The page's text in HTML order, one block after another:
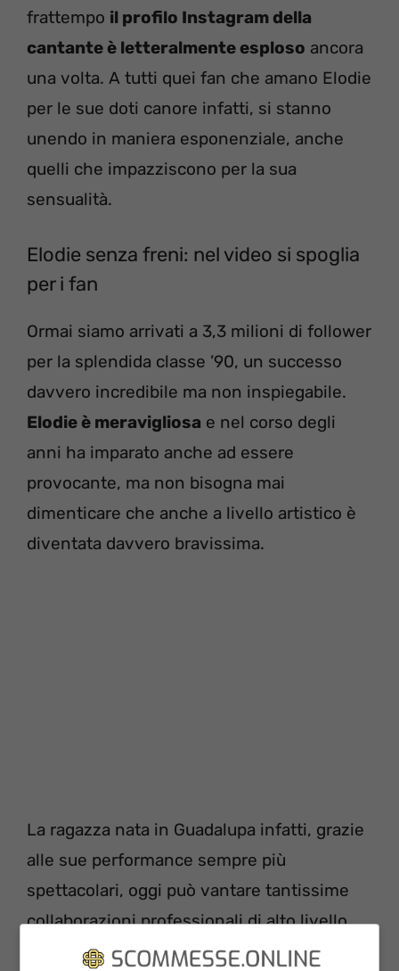
frattempo il profilo Instagram della
cantante è letteralmente esploso ancora
una volta. A tutti quei fan che amano Elodie
per le sue doti canore infatti, si stanno
unendo in maniera esponenziale, anche
quelli che impazziscono per la sua
sensualità.
Elodie senza freni: nel video si spoglia
per i fan
Ormai siamo arrivati a 3,3 milioni di follower
per la splendida classe ’90, un successo
davvero incredibile ma non inspiegabile.
Elodie è meravigliosa e nel corso degli
anni ha imparato anche ad essere
provocante, ma non bisogna mai
dimenticare che anche a livello artistico è
diventata davvero bravissima.
La ragazza nata in Guadalupa infatti, grazie
alle sue performance sempre più
spettacolari, oggi può vantare tantissime
collaborazioni professionali di alto livello.